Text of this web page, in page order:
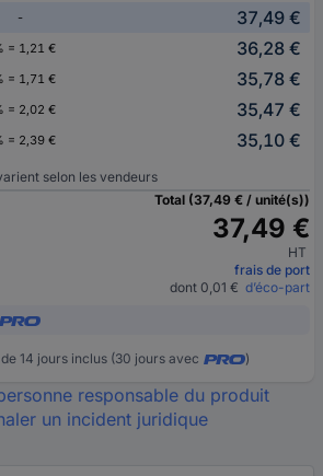
-
37,49 €
= 1,21 €
36,28 €
= 1,71 €
35,78 €
= 2,02 €
35,47 €
= 2,39 € 35,10 €
selon les vendeurs
Total (37,49 € / unité(s))
37,49 €
HT
frais de port
dont 0,01 € d’éco-part
14 jours inclus (30 jours avec )
responsable du produit
un incident juridique